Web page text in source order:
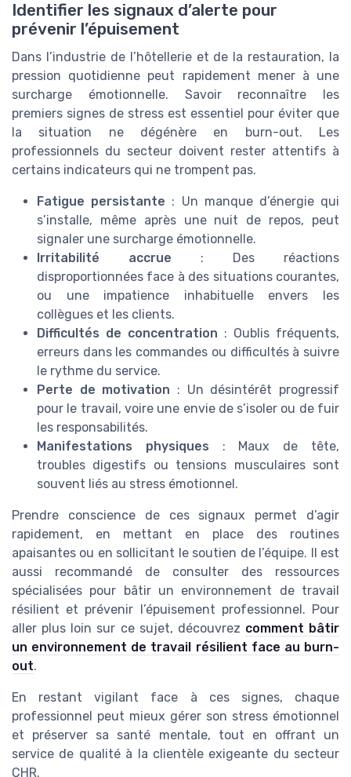
Identifier les signaux d’alerte pour
prévenir l’épuisement
Dans l’industrie de l’hôtellerie et de la restauration, la
pression quotidienne peut rapidement mener à une
surcharge émotionnelle. Savoir reconnaître les
premiers signes de stress est essentiel pour éviter que
la situation ne dégénère en burn-out. Les
professionnels du secteur doivent rester attentifs à
certains indicateurs qui ne trompent pas.
Fatigue persistante : Un manque d’énergie qui
s’installe, même après une nuit de repos, peut
signaler une surcharge émotionnelle.
Irritabilité accrue : Des réactions
disproportionnées face à des situations courantes,
ou une impatience inhabituelle envers les
collègues et les clients.
Difficultés de concentration : Oublis fréquents,
erreurs dans les commandes ou difficultés à suivre
le rythme du service.
Perte de motivation : Un désintérêt progressif
pour le travail, voire une envie de s’isoler ou de fuir
les responsabilités.
Manifestations physiques : Maux de tête,
troubles digestifs ou tensions musculaires sont
souvent liés au stress émotionnel.
Prendre conscience de ces signaux permet d’agir
rapidement, en mettant en place des routines
apaisantes ou en sollicitant le soutien de l’équipe. Il est
aussi recommandé de consulter des ressources
spécialisées pour bâtir un environnement de travail
résilient et prévenir l’épuisement professionnel. Pour
aller plus loin sur ce sujet, découvrez comment bâtir
un environnement de travail résilient face au burn-
out.
En restant vigilant face à ces signes, chaque
professionnel peut mieux gérer son stress émotionnel
et préserver sa santé mentale, tout en offrant un
service de qualité à la clientèle exigeante du secteur
CHR.